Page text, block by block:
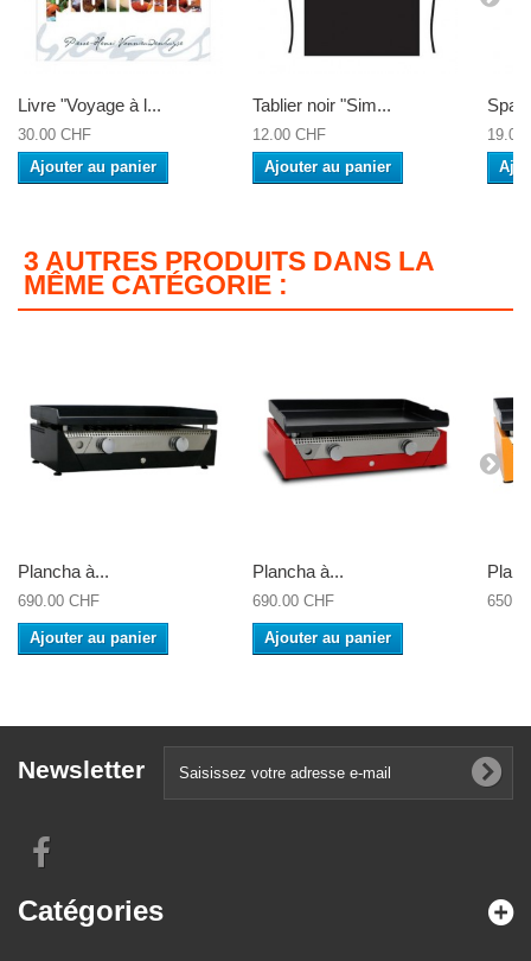
Livre "Voyage à l...
30.00 CHF
Ajouter au panier
Tablier noir "Sim...
12.00 CHF
Ajouter au panier
19.00
3 AUTRES PRODUITS DANS LA
MÊME CATÉGORIE :
Plancha à...
690.00 CHF
Ajouter au panier
Plancha à...
690.00 CHF
Ajouter au panier
Newsletter
Catégories